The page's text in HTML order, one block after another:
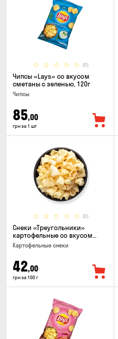
(0)
Чипсы «Lays» со вкусом
сметаны с зеленью, 120г
Чипсы
85,00
грн за 1 шт
(0)
Снеки «Треугольники»
картофельные со вкусом
сметаны с луком
Картофельные снеки
42,00
грн за 100 г